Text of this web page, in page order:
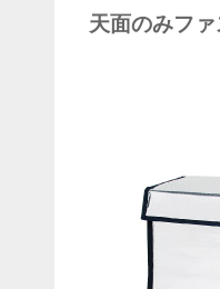
天面のみフ